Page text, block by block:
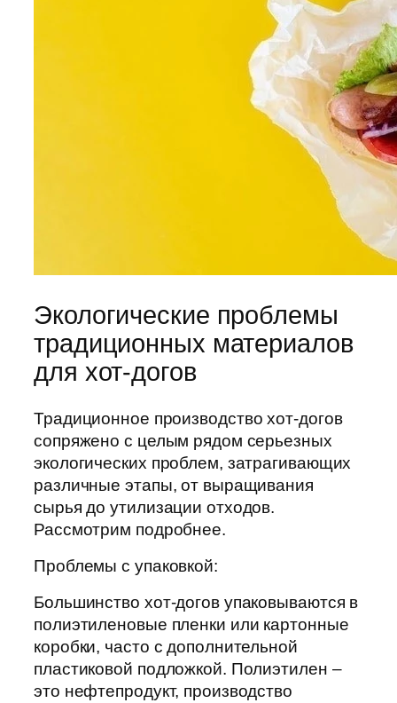
Экологические проблемы
традиционных материалов
для хот-догов
Традиционное производство хот-догов
сопряжено с целым рядом серьезных
экологических проблем, затрагивающих
различные этапы, от выращивания
сырья до утилизации отходов.
Рассмотрим подробнее.
Проблемы с упаковкой:
Большинство хот-догов упаковываются в
полиэтиленовые пленки или картонные
коробки, часто с дополнительной
пластиковой подложкой. Полиэтилен –
это нефтепродукт, производство